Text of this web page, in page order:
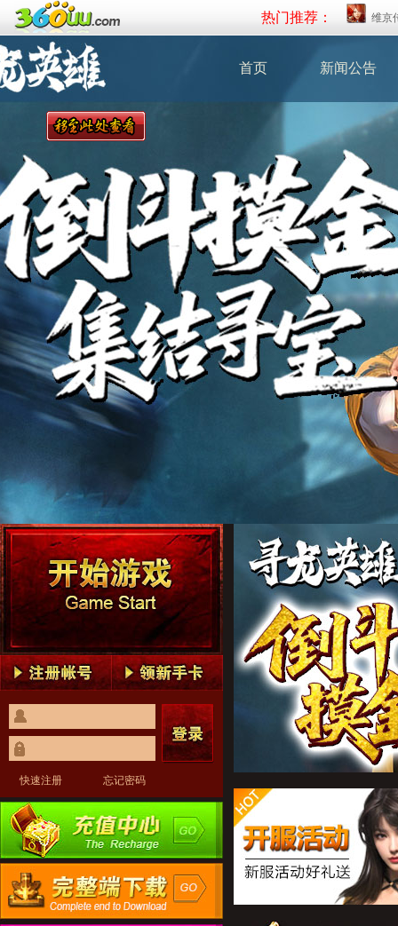
热门推荐： 维京
首页 新闻公告
快速注册 忘记密码
寻龙英雄1
寻龙英雄2
寻龙英雄3
寻龙英雄4
寻龙英雄5